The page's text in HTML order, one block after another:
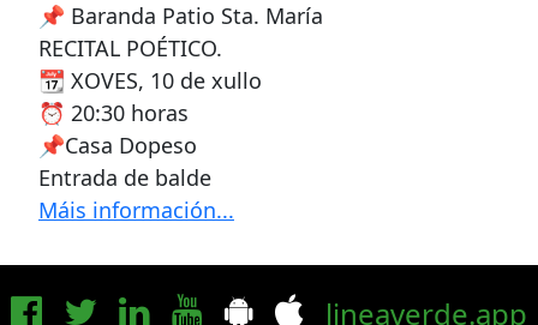
📌 Baranda Patio Sta. María
RECITAL POÉTICO.
📆 XOVES, 10 de xullo
⏰ 20:30 horas
📌Casa Dopeso
Entrada de balde
Máis información...
lineaverde.app